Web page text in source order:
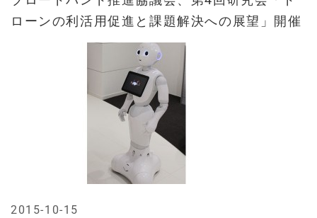
ローンの利活用促進と課題解決への展望」開催
2015-10-15